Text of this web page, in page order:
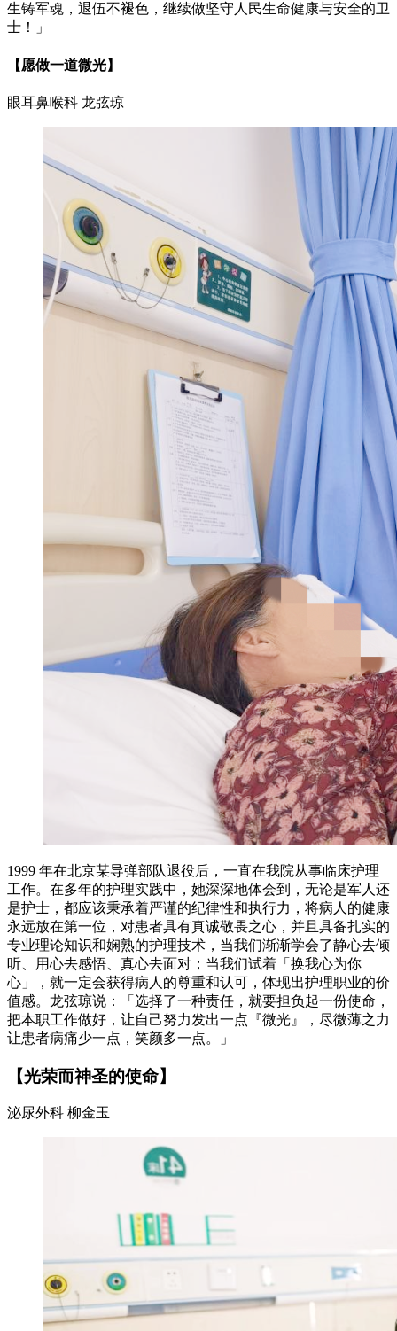
生铸军魂，退伍不褪色，继续做坚守人民生命健康与安全的卫
士！」
【愿做一道微光】
眼耳鼻喉科 龙弦琼
1999 年在北京某导弹部队退役后，一直在我院从事临床护理
工作。在多年的护理实践中，她深深地体会到，无论是军人还
是护士，都应该秉承着严谨的纪律性和执行力，将病人的健康
永远放在第一位，对患者具有真诚敬畏之心，并且具备扎实的
专业理论知识和娴熟的护理技术，当我们渐渐学会了静心去倾
听、用心去感悟、真心去面对；当我们试着「换我心为你
心」，就一定会获得病人的尊重和认可，体现出护理职业的价
值感。龙弦琼说：「选择了一种责任，就要担负起一份使命，
把本职工作做好，让自己努力发出一点『微光』，尽微薄之力
让患者病痛少一点，笑颜多一点。」
【光荣而神圣的使命】
泌尿外科 柳金玉